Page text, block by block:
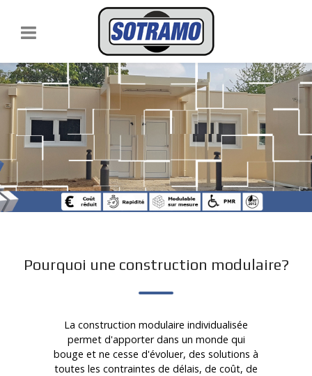
Pourquoi une construction modulaire?
La construction modulaire individualisée
permet d'apporter dans un monde qui
bouge et ne cesse d'évoluer, des solutions à
toutes les contraintes de délais, de coût, de